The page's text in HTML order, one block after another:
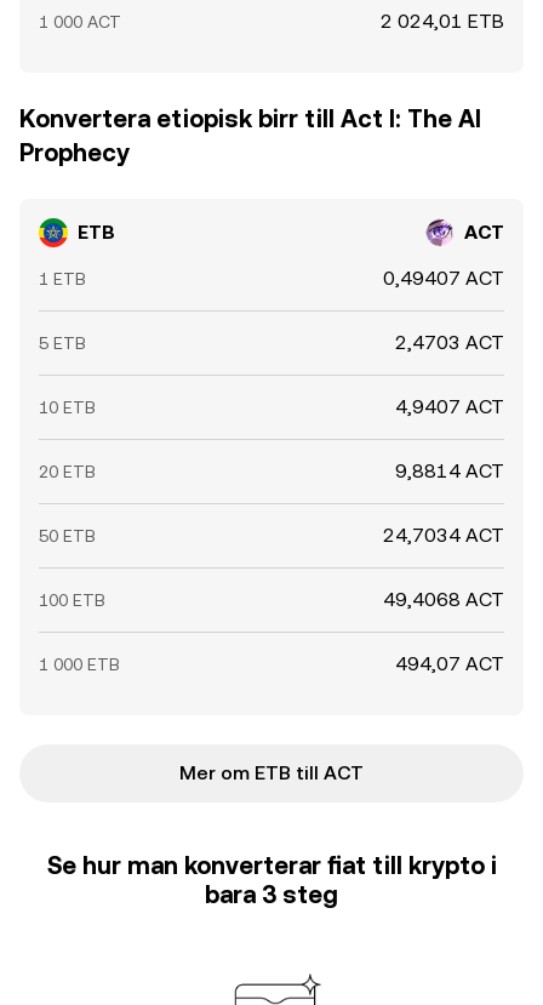
1 000 ACT 2 024,01 ETB
Konvertera etiopisk birr till Act I: The AI
Prophecy
ETB ACT
1 ETB 0,49407 ACT
5 ETB 2,4703 ACT
10 ETB 4,9407 ACT
20 ETB 9,8814 ACT
50 ETB 24,7034 ACT
100 ETB 49,4068 ACT
1 000 ETB 494,07 ACT
Mer om ETB till ACT
Se hur man konverterar fiat till krypto i
bara 3 steg